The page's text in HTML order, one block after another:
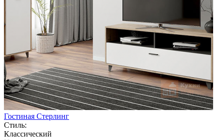
Гостиная Стерлинг
Стиль:
Классический